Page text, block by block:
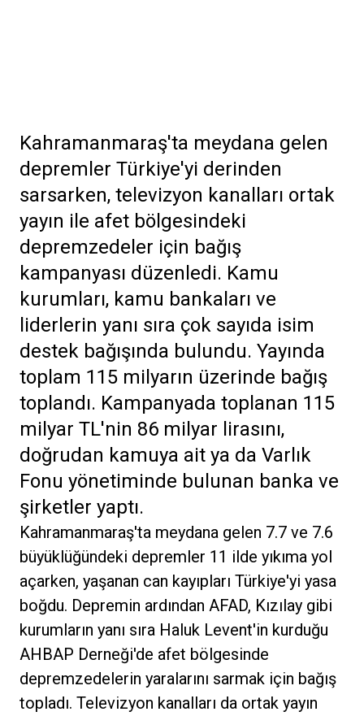
Kahramanmaraş'ta meydana gelen
depremler Türkiye'yi derinden
sarsarken, televizyon kanalları ortak
yayın ile afet bölgesindeki
depremzedeler için bağış
kampanyası düzenledi. Kamu
kurumları, kamu bankaları ve
liderlerin yanı sıra çok sayıda isim
destek bağışında bulundu. Yayında
toplam 115 milyarın üzerinde bağış
toplandı. Kampanyada toplanan 115
milyar TL'nin 86 milyar lirasını,
doğrudan kamuya ait ya da Varlık
Fonu yönetiminde bulunan banka ve
şirketler yaptı.
Kahramanmaraş'ta meydana gelen 7.7 ve 7.6
büyüklüğündeki depremler 11 ilde yıkıma yol
açarken, yaşanan can kayıpları Türkiye'yi yasa
boğdu. Depremin ardından AFAD, Kızılay gibi
kurumların yanı sıra Haluk Levent'in kurduğu
AHBAP Derneği'de afet bölgesinde
depremzedelerin yaralarını sarmak için bağış
topladı. Televizyon kanalları da ortak yayın